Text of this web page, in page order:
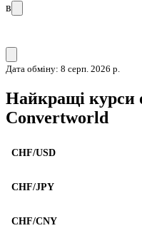
в
Дата обміну: 8 серп. 2026 р.
Найкращі курси
Convertworld
CHF/USD
CHF/JPY
CHF/CNY